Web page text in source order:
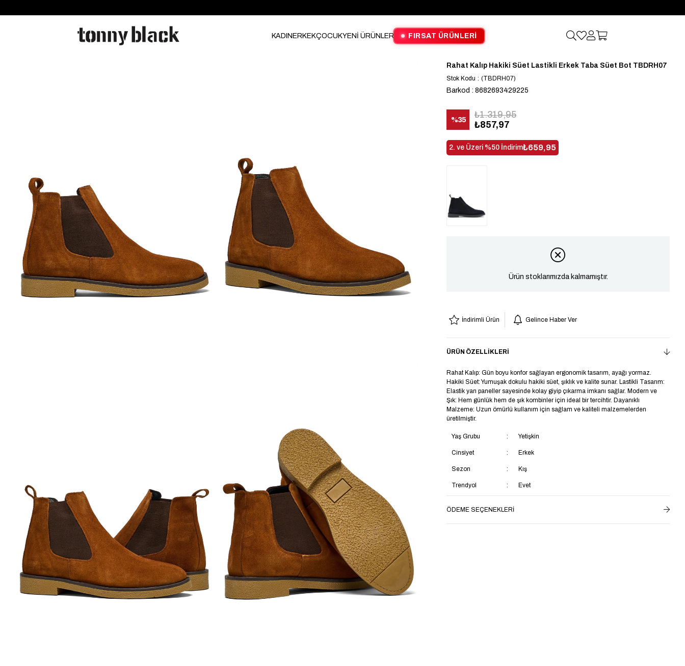
KADINERKEKÇOCUKYENİ ÜRÜNLER FIRSAT ÜRÜNLERİ
Rahat Kalıp Hakiki Süet Lastikli Erkek Taba Süet Bot TBDRH07
Stok Kodu (TBDRH07)
Barkod : 8682693429225
%35
İndirim
₺1.319,95
₺857,97
2. ve Üzeri %50 İndirim₺659,95
Ürün stoklarımızda kalmamıştır.
İndirimli Ürün Gelince Haber Ver
ÜRÜN ÖZELLIKLERI
Rahat Kalıp: Gün boyu konfor sağlayan ergonomik tasarım, ayağı yormaz.
Hakiki Süet: Yumuşak dokulu hakiki süet, şıklık ve kalite sunar. Lastikli Tasarım:
Elastik yan paneller sayesinde kolay giyip çıkarma imkanı sağlar. Modern ve
Şık: Hem günlük hem de şık kombinler için ideal bir tercihtir. Dayanıklı
Malzeme: Uzun ömürlü kullanım için sağlam ve kaliteli malzemelerden
üretilmiştir.
Yaş Grubu Yetişkin
Cinsiyet Erkek
Sezon Kış
Trendyol Evet
ÖDEME SEÇENEKLERI